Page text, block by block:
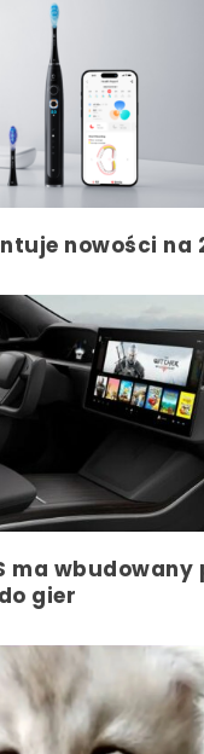
nowości na
ma wbudowany
gier